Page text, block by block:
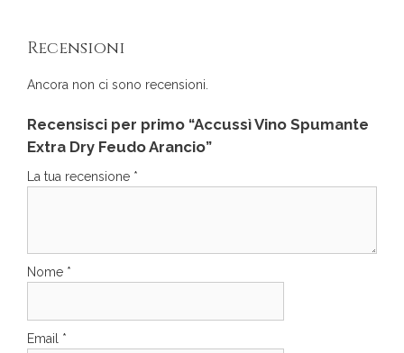
Recensioni
Ancora non ci sono recensioni.
Recensisci per primo “Accussì Vino Spumante
Extra Dry Feudo Arancio”
La tua recensione *
Nome *
Email *